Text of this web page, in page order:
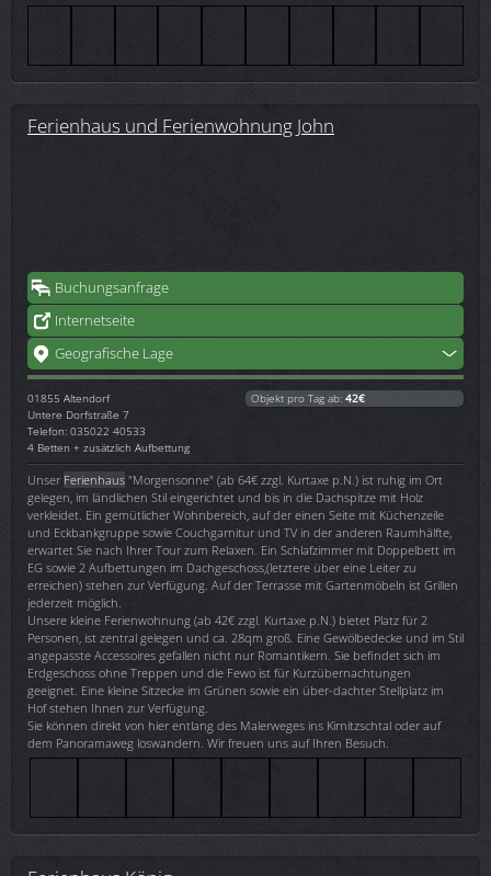
Ferienhaus und Ferienwohnung John
Buchungsanfrage
Internetseite
Geografische Lage
01855 Altendorf
Untere Dorfstraße 7
Telefon: 035022 40533
4 Betten + zusätzlich Aufbettung
Objekt pro Tag ab: 42€
Unser Ferienhaus "Morgensonne" (ab 64€ zzgl. Kurtaxe p.N.) ist ruhig im Ort
gelegen, im ländlichen Stil eingerichtet und bis in die Dachspitze mit Holz
verkleidet. Ein gemütlicher Wohnbereich, auf der einen Seite mit Küchenzeile
und Eckbankgruppe sowie Couchgarnitur und TV in der anderen Raumhälfte,
erwartet Sie nach Ihrer Tour zum Relaxen. Ein Schlafzimmer mit Doppelbett im
EG sowie 2 Aufbettungen im Dachgeschoss,(letztere über eine Leiter zu
erreichen) stehen zur Verfügung. Auf der Terrasse mit Gartenmöbeln ist Grillen
jederzeit möglich.
Unsere kleine Ferienwohnung (ab 42€ zzgl. Kurtaxe p.N.) bietet Platz für 2
Personen, ist zentral gelegen und ca. 28qm groß. Eine Gewölbedecke und im Stil
angepasste Accessoires gefallen nicht nur Romantikern. Sie befindet sich im
Erdgeschoss ohne Treppen und die Fewo ist für Kurzübernachtungen
geeignet. Eine kleine Sitzecke im Grünen sowie ein über-dachter Stellplatz im
Hof stehen Ihnen zur Verfügung.
Sie können direkt von hier entlang des Malerweges ins Kirnitzschtal oder auf
dem Panoramaweg loswandern. Wir freuen uns auf Ihren Besuch.